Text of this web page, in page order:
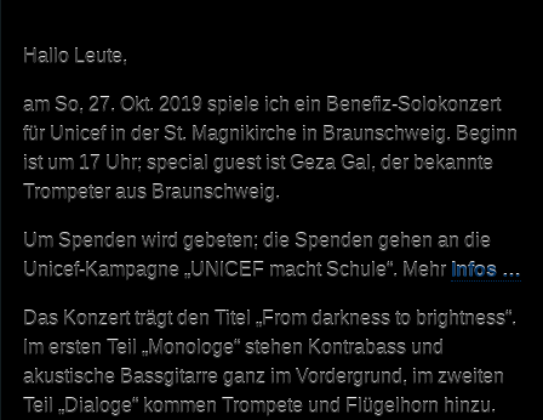
Hallo Leute,
am So, 27. Okt. 2019 spiele ich ein Benefiz-Solokonzert
für Unicef in der St. Magnikirche in Braunschweig. Beginn
ist um 17 Uhr; special guest ist Geza Gal, der bekannte
Trompeter aus Braunschweig.
Um Spenden wird gebeten; die Spenden gehen an die
Unicef-Kampagne „UNICEF macht Schule“. Mehr Infos …
Das Konzert trägt den Titel „From darkness to brightness“.
Im ersten Teil „Monologe“ stehen Kontrabass und
akustische Bassgitarre ganz im Vordergrund, im zweiten
Teil „Dialoge“ kommen Trompete und Flügelhorn hinzu.